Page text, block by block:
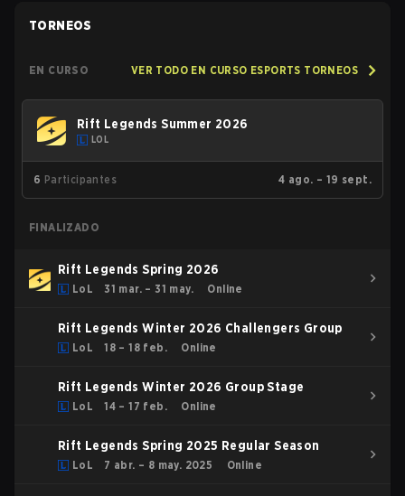
TORNEOS
EN CURSO VER TODO EN CURSO ESPORTS TORNEOS
Rift Legends Summer 2026
LOL
6 Participantes 4 ago. – 19 sept.
FINALIZADO
Rift Legends Spring 2026
LoL 31 mar. – 31 may. Online
Rift Legends Winter 2026 Challengers Group
LoL 18 – 18 feb. Online
Rift Legends Winter 2026 Group Stage
LoL 14 – 17 feb. Online
Rift Legends Spring 2025 Regular Season
LoL 7 abr. – 8 may. 2025 Online